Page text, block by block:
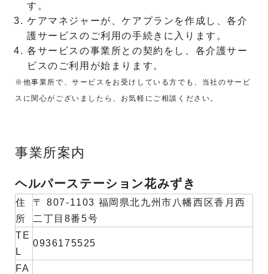
す。
ケアマネジャーが、ケアプランを作成し、各介
護サービスのご利用の手続きに入ります。
各サービスの事業所との契約をし、各介護サー
ビスのご利用が始まります。
※他事業所で、サービスをお受けしている方でも、当社のサービ
スに関心がございましたら、お気軽にご相談ください。
事業所案内
ヘルパーステーション花みずき
住
所
〒 807-1103 福岡県北九州市八幡西区香月西
二丁目8番5号
TE
L
0936175525
FA